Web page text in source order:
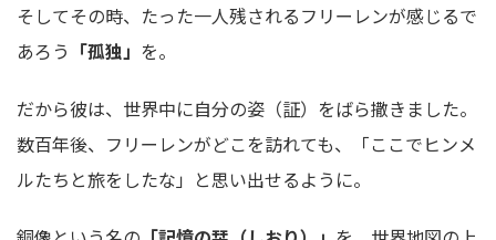
そしてその時、たった一人残されるフリーレンが感じるで
あろう 「孤独」 を。
だから彼は、世界中に自分の姿（証）をばら撒きました。
数百年後、フリーレンがどこを訪れても、「ここでヒンメ
ルたちと旅をしたな」と思い出せるように。